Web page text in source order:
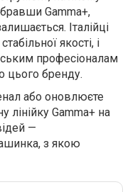
Gamma+,
Італійці
якості, і
професіоналам
цього бренду.
або оновлюєте
лінійку Gamma+ на
—
з якою